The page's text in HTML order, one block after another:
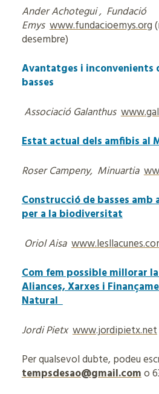
Ander Achotegui , Fundació
Emys www.fundacioemys.org
desembre)
Avantatges i inconvenients
basses
Associació Galanthus
Estat actual dels amfibis al
Roser Campeny, Minuartia
Construcció de basses
per a la biodiversitat
Oriol Aisa
Com fem possible millorar
Aliances, Xarxes i
Natural
Jordi Pietx www.jordipietx.net
Per qualsevol dubte, podeu
tempsdesao@gmail.como